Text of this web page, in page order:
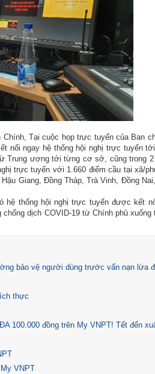
Tại cuộc họp trực tuyến của Ban
nối ngay hệ thống hội nghị trực tuyến
Trung ương tới từng cơ sở, cũng trong 2
trực tuyến với 1.660 điểm cầu tại xã/
Giang, Đồng Tháp, Trà Vinh, Đồng
hệ thống hội nghị trực tuyến được kết
dịch COVID-19 từ Chính phủ xuống
bảo vệ người dùng trước vấn nạn lừa
thực
100.000 đồng trên My VNPT! Tết đến
VNPT